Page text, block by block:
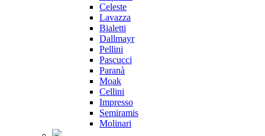
Celeste
Lavazza
Bialetti
Dallmayr
Pellini
Pascucci
Paranà
Moak
Cellini
Impresso
Semiramis
Molinari